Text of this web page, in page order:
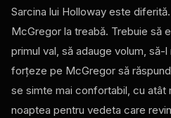
Sarcina lui Holloway este
McGregor la treabă. Trebuie să
primul val, să adauge volum, să-
forțeze pe McGregor să
se simte mai confortabil, cu atât
noaptea pentru vedeta care